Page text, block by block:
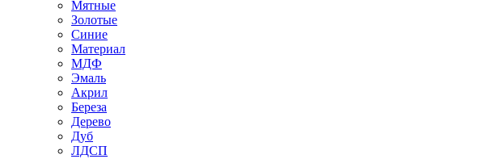
Мятные
Золотые
Синие
Материал
МДФ
Эмаль
Акрил
Береза
Дерево
Дуб
ЛДСП